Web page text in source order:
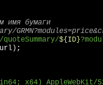
имя бумаги
${ID}
url);
x64) AppleWebKit/